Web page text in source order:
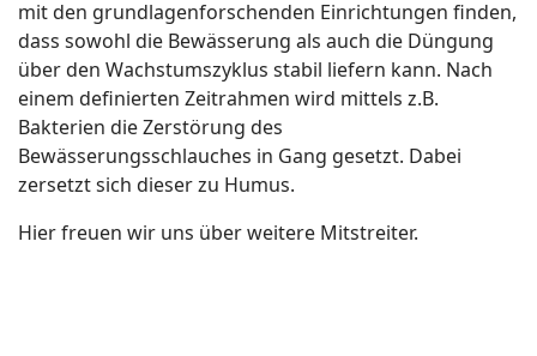
mit den grundlagenforschenden Einrichtungen finden,
dass sowohl die Bewässerung als auch die Düngung
über den Wachstumszyklus stabil liefern kann. Nach
einem definierten Zeitrahmen wird mittels z.B.
Bakterien die Zerstörung des
Bewässerungsschlauches in Gang gesetzt. Dabei
zersetzt sich dieser zu Humus.
Hier freuen wir uns über weitere Mitstreiter.